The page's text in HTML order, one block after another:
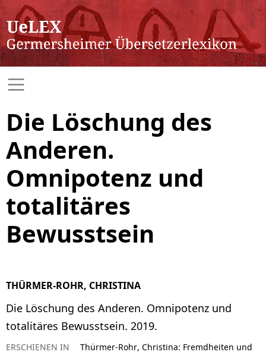
Die Löschung des
Anderen.
Omnipotenz und
totalitäres
Bewusstsein
THÜRMER-ROHR, CHRISTINA
Die Löschung des Anderen. Omnipotenz und
totalitäres Bewusstsein. 2019.
ERSCHIENEN IN
Thürmer-Rohr, Christina: Fremdheiten und